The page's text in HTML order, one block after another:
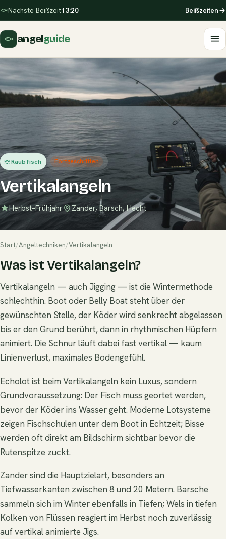
Nächste Beißzeit13:20 Beißzeiten
angelguide
Raubfisch Fortgeschritten
Vertikalangeln
Herbst–Frühjahr Zander, Barsch, Hecht
Start/Angeltechniken/Vertikalangeln
Was ist Vertikalangeln?
Vertikalangeln — auch Jigging — ist die Wintermethode
schlechthin. Boot oder Belly Boat steht über der
gewünschten Stelle, der Köder wird senkrecht abgelassen
bis er den Grund berührt, dann in rhythmischen Hüpfern
animiert. Die Schnur läuft dabei fast vertikal — kaum
Linienverlust, maximales Bodengefühl.
Echolot ist beim Vertikalangeln kein Luxus, sondern
Grundvoraussetzung: Der Fisch muss geortet werden,
bevor der Köder ins Wasser geht. Moderne Lotsysteme
zeigen Fischschulen unter dem Boot in Echtzeit; Bisse
werden oft direkt am Bildschirm sichtbar bevor die
Rutenspitze zuckt.
Zander sind die Hauptzielart, besonders an
Tiefwasserkanten zwischen 8 und 20 Metern. Barsche
sammeln sich im Winter ebenfalls in Tiefen; Wels in tiefen
Kolken von Flüssen reagiert im Herbst noch zuverlässig
auf vertikal animierte Jigs.